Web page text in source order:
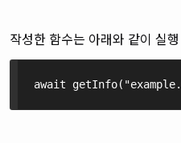
작성한 함수는 아래와 같이 실
await